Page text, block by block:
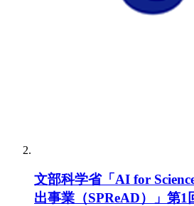
文部科学省「AI for
出事業（SPReAD）」第